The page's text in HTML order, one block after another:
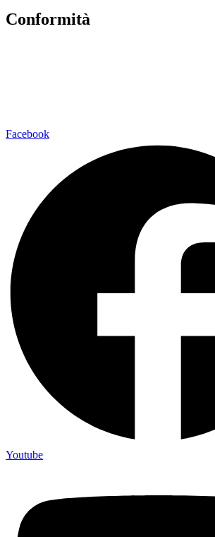
Conformità
Facebook
Youtube